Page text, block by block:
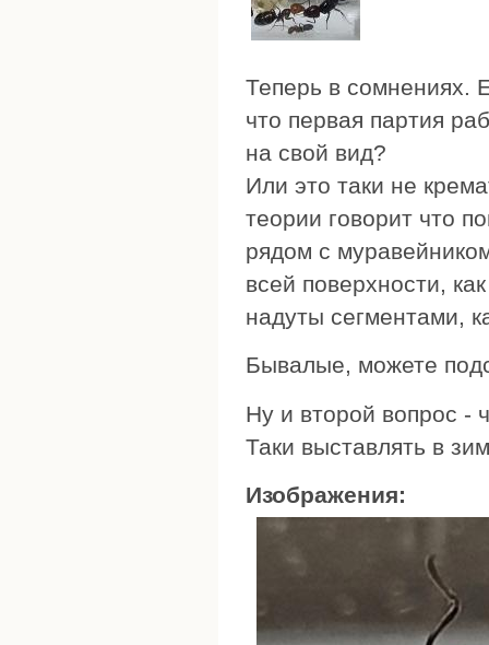
Теперь в сомнениях.
что первая партия
на свой вид?
Или это таки не
теории говорит что
рядом с
всей поверхности,
надуты сегментами,
Бывалые, можете
Ну и второй вопрос -
Таки выставлять в
Изображения: